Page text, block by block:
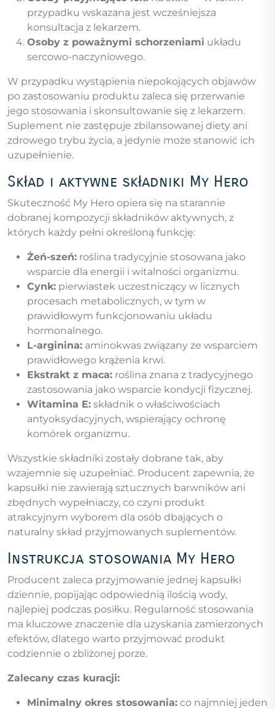
przypadku wskazana jest wcześniejsza
konsultacja z lekarzem.
Osoby z poważnymi schorzeniami układu
sercowo-naczyniowego.
W przypadku wystąpienia niepokojących objawów
po zastosowaniu produktu zaleca się przerwanie
jego stosowania i skonsultowanie się z lekarzem.
Suplement nie zastępuje zbilansowanej diety ani
zdrowego trybu życia, a jedynie może stanowić ich
uzupełnienie.
Skład i aktywne składniki My Hero
Skuteczność My Hero opiera się na starannie
dobranej kompozycji składników aktywnych, z
których każdy pełni określoną funkcję:
Żeń-szeń: roślina tradycyjnie stosowana jako
wsparcie dla energii i witalności organizmu.
Cynk: pierwiastek uczestniczący w licznych
procesach metabolicznych, w tym w
prawidłowym funkcjonowaniu układu
hormonalnego.
L-arginina: aminokwas związany ze wsparciem
prawidłowego krążenia krwi.
Ekstrakt z maca: roślina znana z tradycyjnego
zastosowania jako wsparcie kondycji fizycznej.
Witamina E: składnik o właściwościach
antyoksydacyjnych, wspierający ochronę
komórek organizmu.
Wszystkie składniki zostały dobrane tak, aby
wzajemnie się uzupełniać. Producent zapewnia, że
kapsułki nie zawierają sztucznych barwników ani
zbędnych wypełniaczy, co czyni produkt
atrakcyjnym wyborem dla osób dbających o
naturalny skład przyjmowanych suplementów.
Instrukcja stosowania My Hero
Producent zaleca przyjmowanie jednej kapsułki
dziennie, popijając odpowiednią ilością wody,
najlepiej podczas posiłku. Regularność stosowania
ma kluczowe znaczenie dla uzyskania zamierzonych
efektów, dlatego warto przyjmować produkt
codziennie o zbliżonej porze.
Zalecany czas kuracji:
Minimalny okres stosowania: co najmniej jeden